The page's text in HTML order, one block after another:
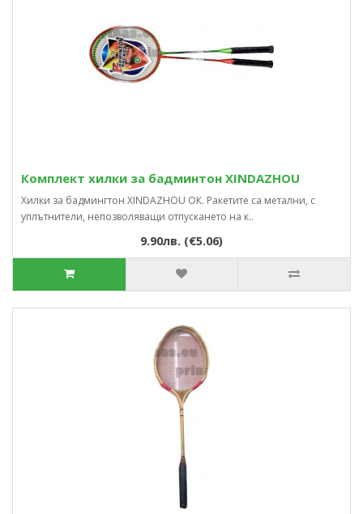
Комплект хилки за бадминтон XINDAZHOU
Хилки за бадмингтон XINDAZHOU ОК. Ракетите са метални, с
уплътнители, непозволяващи отпускането на к..
9.90лв. (€5.06)